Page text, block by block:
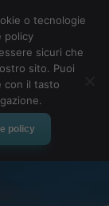
o tecnologie
policy
sicuri che
sito. Puoi
con il tasto
policy